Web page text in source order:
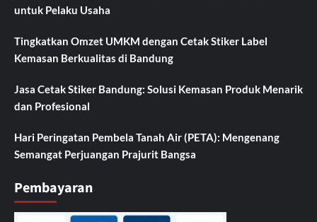
untuk Pelaku Usaha
Tingkatkan Omzet UMKM dengan Cetak Stiker Label
Kemasan Berkualitas di Bandung
Jasa Cetak Stiker Bandung: Solusi Kemasan Produk Menarik
dan Profesional
Hari Peringatan Pembela Tanah Air (PETA): Mengenang
Semangat Perjuangan Prajurit Bangsa
Pembayaran